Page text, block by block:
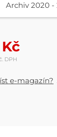
Archiv 2020 -
Kč
DPH
e-magazín?